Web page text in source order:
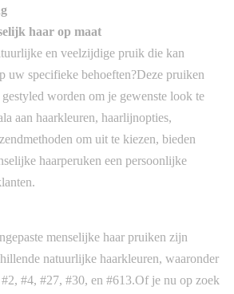
haar op maat
en veelzijdige pruik die kan
uw specifieke behoeften?Deze pruiken
worden om je gewenste look te
aan haarkleuren, haarlijnopties,
om uit te kiezen, bieden
haarperuken een persoonlijke
menselijke haar pruiken zijn
natuurlijke haarkleuren, waaronder
#4, #27, #30, en #613.Of je nu op zoek